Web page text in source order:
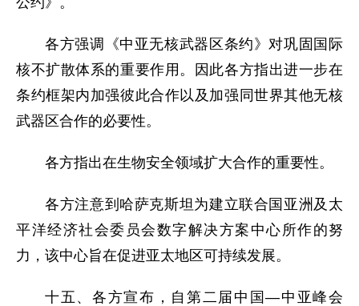
各方强调《中亚无核武器区条约》对巩固国际
核不扩散体系的重要作用。因此各方指出进一步在
条约框架内加强彼此合作以及加强同世界其他无核
武器区合作的必要性。
各方指出在生物安全领域扩大合作的重要性。
各方注意到哈萨克斯坦为建立联合国亚洲及太
平洋经济社会委员会数字解决方案中心所作的努
力，该中心旨在促进亚太地区可持续发展。
十五、各方宣布，自第二届中国—中亚峰会